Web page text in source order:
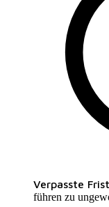
Verpasste
führen zu